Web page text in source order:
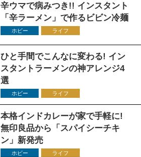
辛ウマで病みつき!! インスタント
「辛ラーメン」で作るビビン冷麺
ホビー ライフ
ひと手間でこんなに変わる! イン
スタントラーメンの神アレンジ4
選
ホビー ライフ
本格インドカレーが家で手軽に!
無印良品から「スパイシーチキ
ン」新発売
ホビー ライフ